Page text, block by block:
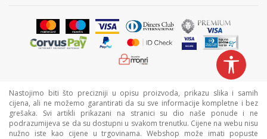
Nastojimo biti što precizniji u opisu proizvoda, prikazu slika i samih
cijena, ali ne možemo garantirati da su sve informacije kompletne i bez
grešaka. Svi artikli prikazani na stranici su dio naše ponude i ne
podrazumijeva se da su dostupni u svakom trenutku. Cijene na webu nisu
nužno iste kao cijene u trgovinama. Webshop može imati popuste